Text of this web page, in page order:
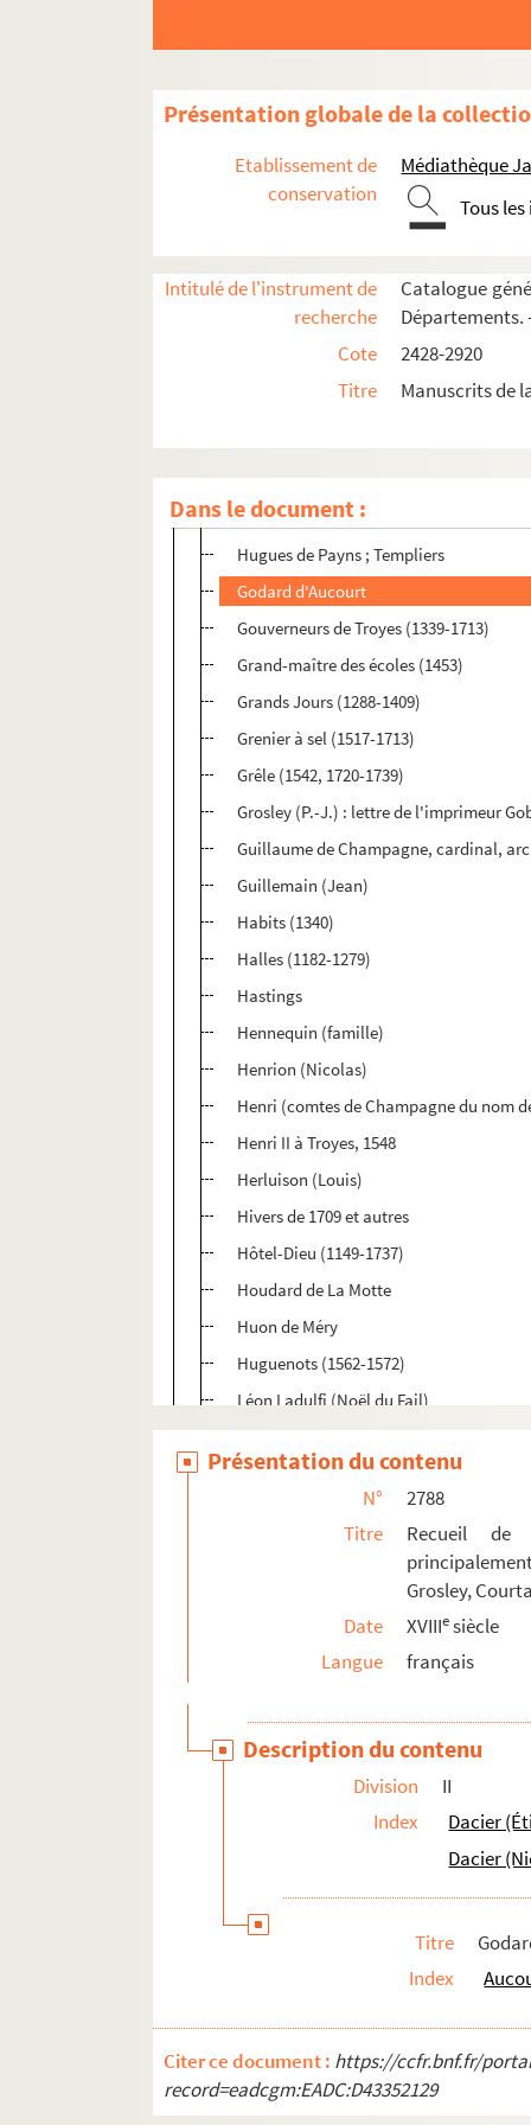
Présentation globale de la
Etablissement de
conservation
Médiathèque
Tous
Intitulé de l'instrument de
recherche
Catalogue
Départements.
Cote
2428-2920
Titre
Manuscrits de
Dans le document :
Florent Chrestien
Flamignon (G. Gaussart), prieur de
Fleuriau d'Armenonville (Joseph-Jean-
Florent (603)
Foires
Gaces Brulez
Gaillard (Pierre)
Gelées (1325, 1641)
Hugues de Payns ; Templiers
Godard d'Aucourt
Gouverneurs de Troyes (1339-1713)
Grand-maître des écoles (1453)
Grands Jours (1288-1409)
Grenier à sel (1517-1713)
Grêle (1542, 1720-1739)
Grosley (P.-J.) : lettre de l'imprimeur
Guillaume de Champagne, cardinal,
Guillemain (Jean)
Habits (1340)
Halles (1182-1279)
Hastings
Hennequin (famille)
Henrion (Nicolas)
Henri (comtes de Champagne du nom
Henri II à Troyes, 1548
Herluison (Louis)
Hivers de 1709 et autres
Hôtel-Dieu (1149-1737)
Houdard de La Motte
Huon de Méry
Huguenots (1562-1572)
Léon Ladulfi (Noël du Fail)
Lambert (Anne-Thérèse de Marguenat
Largentier (Georges), baron de
Le Bé (Guillaume)
Le Cointe (Charles)
Lefebvre (Jacques)
Le Grand (Louis)
Le Vergeur (Nicolas)
Lévesque de La Ravalière
Lorraine (Louis de), évêque de Troyes
Ludot (J.-B.)
III. [Titre absent ou non renseigné]
2789. Recueil de pièces de théâtre et de
Présentation du contenu
N°
2788
Titre
Recueil de
Grosley,
Date
XVIIIesiècle
Langue
français
Description du contenu
Division
II
Index
Dacier
Dacier
Titre
Index
Citer ce document : https://ccfr.bnf.fr/
record=eadcgm:EADC:D43352129